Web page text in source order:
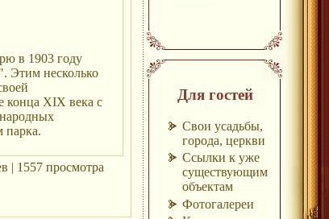
в 1903 году
Этим несколько
конца XIX века с
парка.
| 1557 просмотра
Для гостей
Свои усадьбы,
города, церкви
Ссылки к уже
существующим
объектам
Фотогалереи